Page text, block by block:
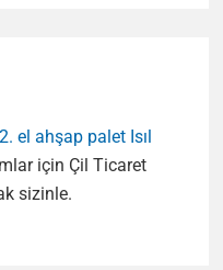
2. el ahşap palet Isıl
için Çil Ticaret
sizinle.